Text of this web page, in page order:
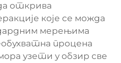
открива
које се можда
мерењима
процена
узети у обзир све